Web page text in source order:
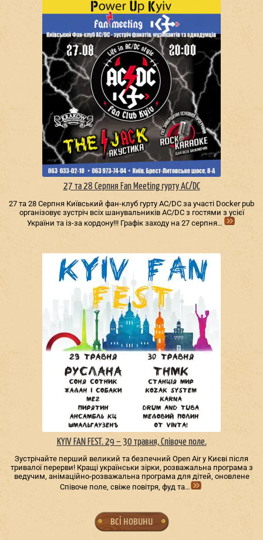
27 та 28 Серпня Fan Meeting гурту AC/DС
27 та 28 Серпня Київський фан-клуб гурту AC/DС за участі Docker pub
організовує зустріч всіх шанувальників AC/DС з гостями з усієї
України та із-за кордону!!! Графік заходу на 27 серпня…
KYIV FAN FEST. 29 – 30 травня, Співоче поле.
Зустрічайте перший великий та безпечний Open Air у Києві після
тривалої перерви! Кращі українськи зірки, розважальна програма з
ведучим, анімаційно-розважальна програма для дітей, оновлене
Співоче поле, свіже повітря, фуд та…
всі новини